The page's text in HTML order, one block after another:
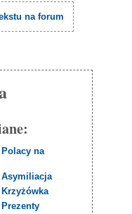
na forum
na
Asymiliacja